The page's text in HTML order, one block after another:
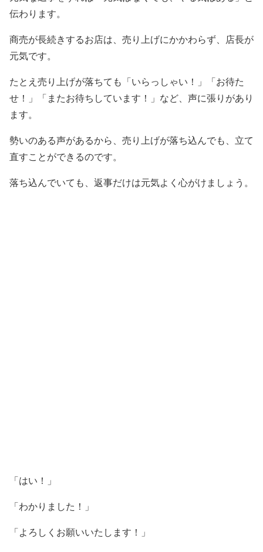
伝わります。
商売が長続きするお店は、売り上げにかかわらず、店長が
元気です。
たとえ売り上げが落ちても「いらっしゃい！」「お待た
せ！」「またお待ちしています！」など、声に張りがあり
ます。
勢いのある声があるから、売り上げが落ち込んでも、立て
直すことができるのです。
落ち込んでいても、返事だけは元気よく心がけましょう。
「はい！」
「わかりました！」
「よろしくお願いいたします！」